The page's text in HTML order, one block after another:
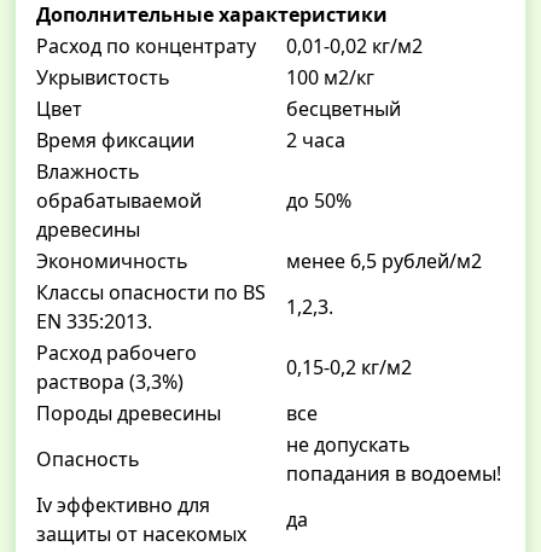
Дополнительные характеристики
Расход по концентрату
0,01-0,02 кг/м2
Укрывистость
100 м2/кг
Цвет
бесцветный
Время фиксации
2 часа
Влажность
обрабатываемой
древесины
до 50%
Экономичность
менее 6,5 рублей/м2
Классы опасности по BS
EN 335:2013.
1,2,3.
Расход рабочего
раствора (3,3%)
0,15-0,2 кг/м2
Породы древесины
все
Опасность
не допускать
попадания в водоемы!
Iv эффективно для
защиты от насекомых
да